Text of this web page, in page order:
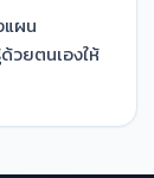
ผน
วยตนเองให้